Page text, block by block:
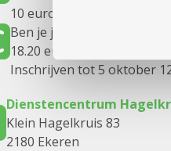
10 euro per middagmaal
Ben je jonger dan 65 of
18.20 euro
Inschrijven tot 5 oktober
Dienstencentrum
Klein Hagelkruis 83
2180 Ekeren